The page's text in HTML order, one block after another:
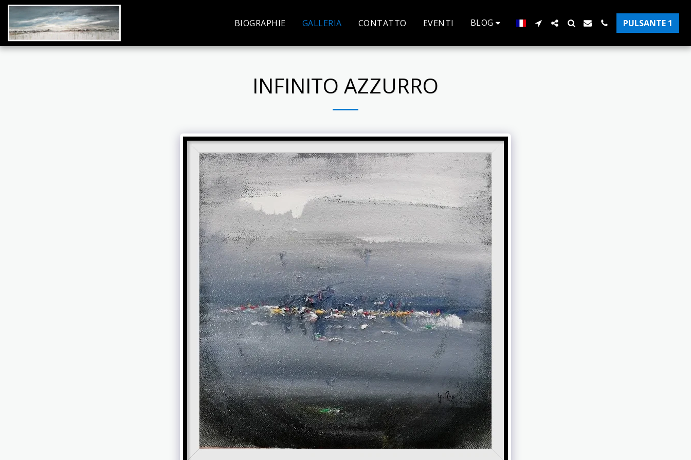
BIOGRAPHIE GALLERIA CONTATTO EVENTI BLOG PULSANTE 1
INFINITO AZZURRO